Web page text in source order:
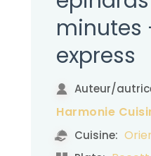
minutes
express
Auteur/
Harmonie
Cuisine: